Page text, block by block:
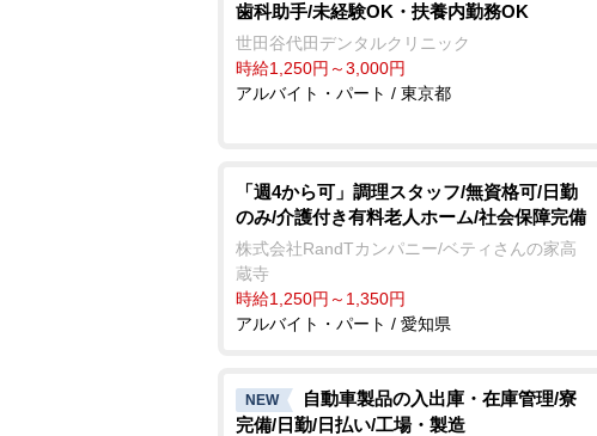
歯科助手/未経験OK・扶養内勤務OK
世田谷代田デンタルクリニック
時給1,250円～3,000円
アルバイト・パート / 東京都
「週4から可」調理スタッフ/無資格可/日勤
のみ/介護付き有料老人ホーム/社会保障完備
株式会社RandTカンパニー/ベティさんの家高
蔵寺
時給1,250円～1,350円
アルバイト・パート / 愛知県
NEW
自動車製品の入出庫・在庫管理/寮
完備/日勤/日払い/工場・製造